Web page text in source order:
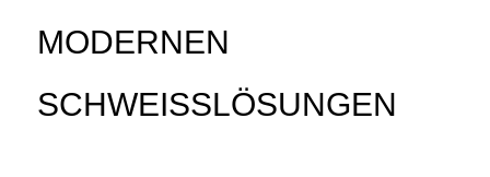
MODERNEN
SCHWEISSLÖSUNGEN